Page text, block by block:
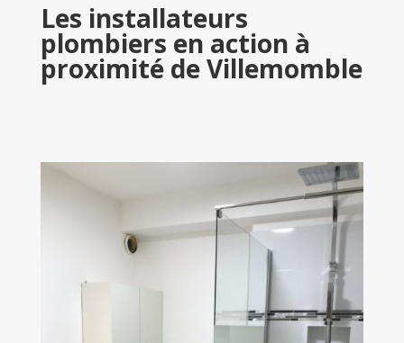
Les installateurs
plombiers en action à
proximité de Villemomble